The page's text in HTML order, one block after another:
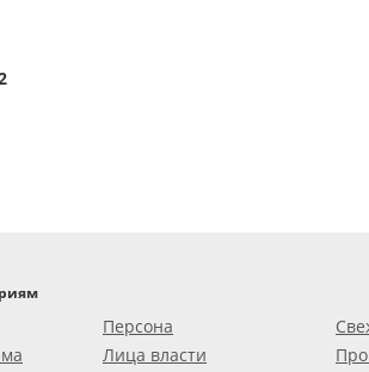
Персона
Лица власти